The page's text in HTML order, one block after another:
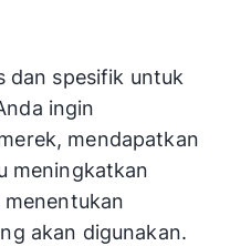
dan spesifik untuk
ingin
mendapatkan
meningkatkan
menentukan
akan digunakan.